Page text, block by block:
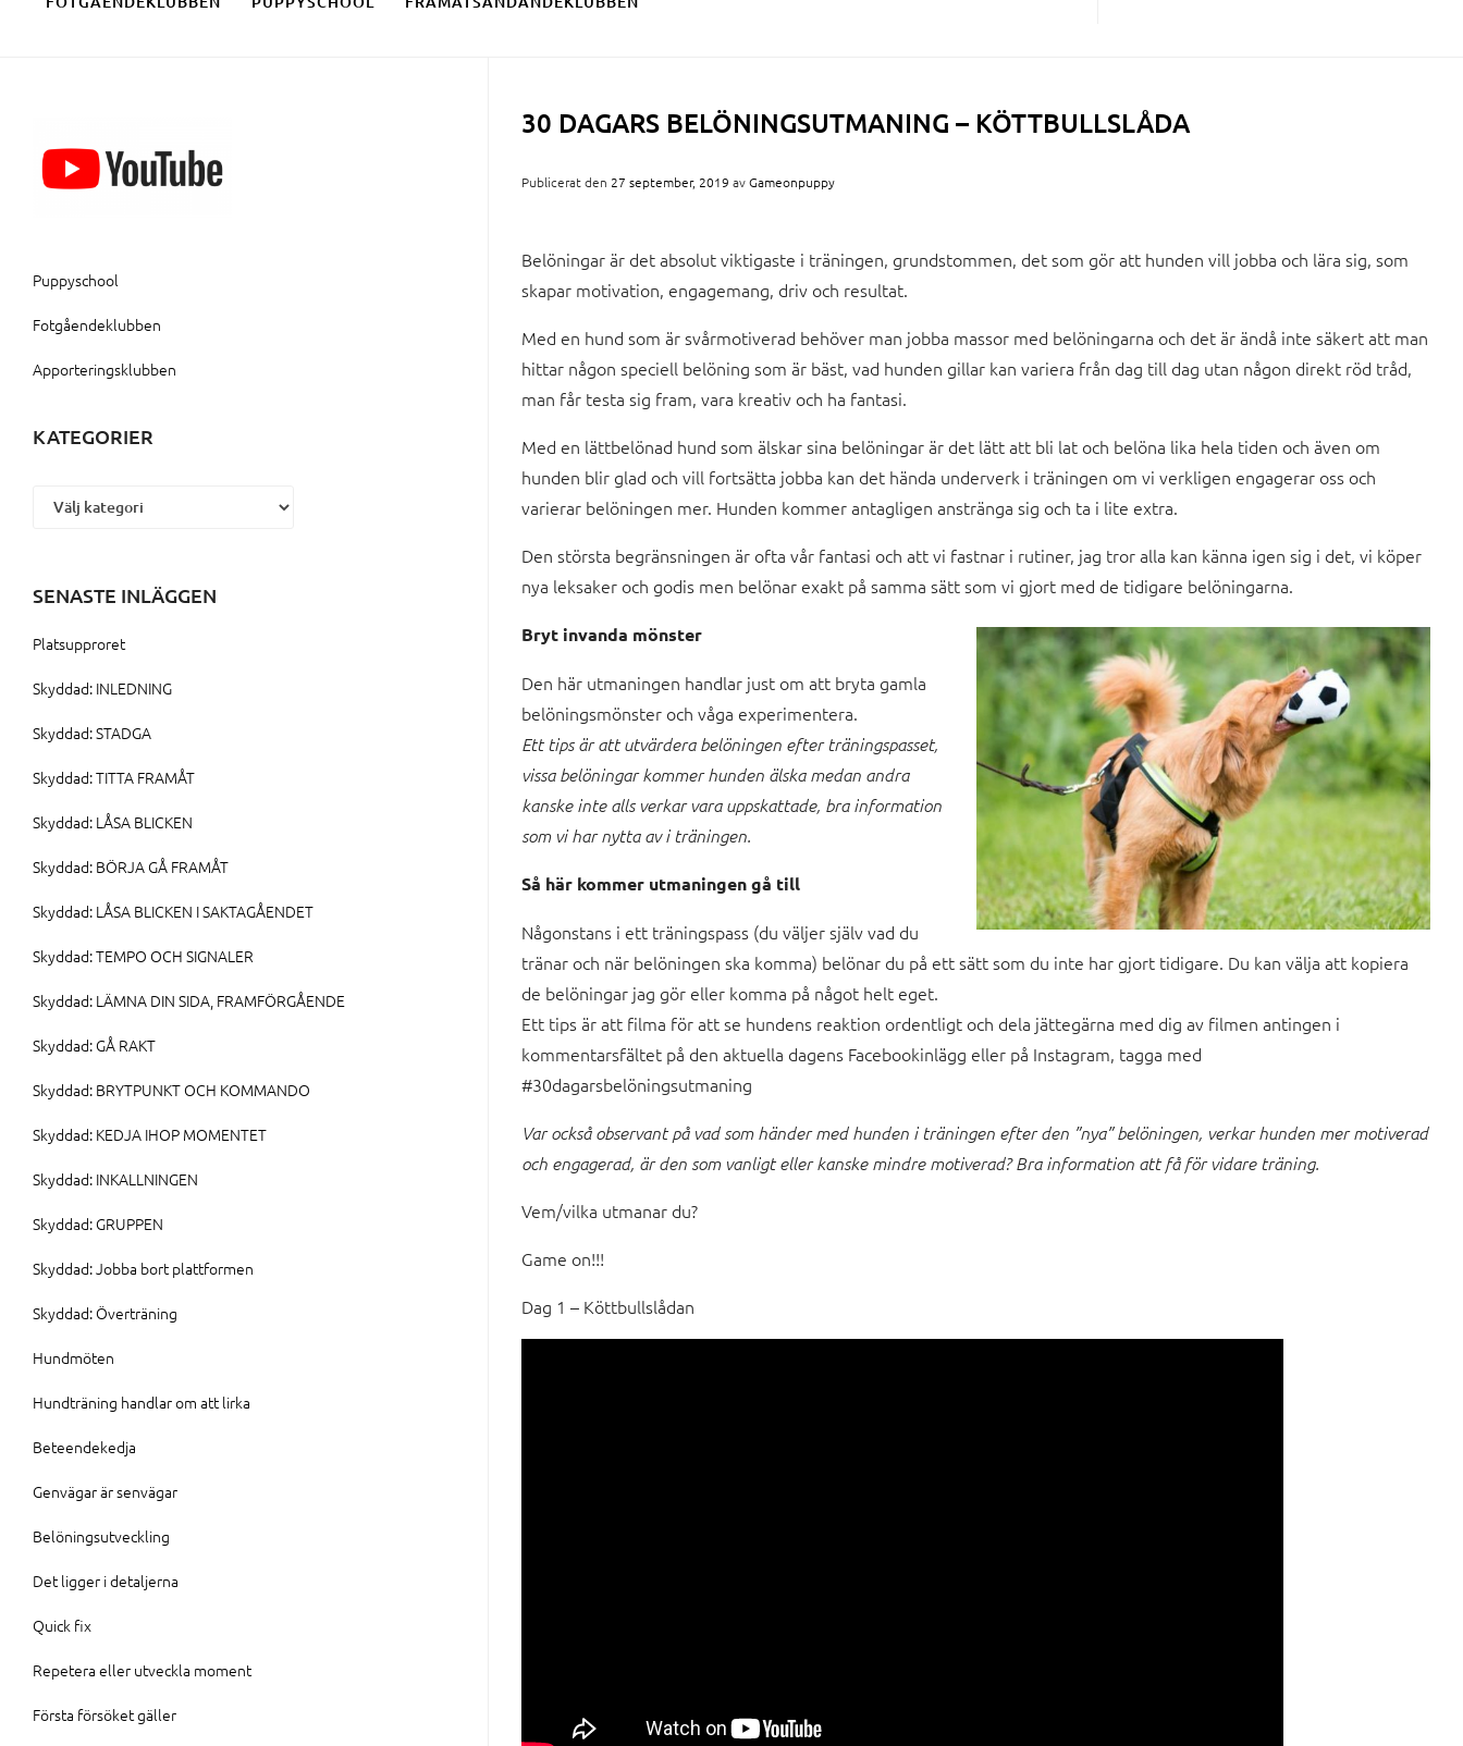
30 DAGARS BELÖNINGSUTMANING – KÖTTBULLSLÅDA
Publicerat den 27 september, 2019 avGameonpuppy
Belöningar är det absolut viktigaste i träningen, grundstommen, det som gör att hunden vill jobba och lära sig, som
skapar motivation, engagemang, driv och resultat.
Med en hund som är svårmotiverad behöver man jobba massor med belöningarna och det är ändå inte säkert att man
hittar någon speciell belöning som är bäst, vad hunden gillar kan variera från dag till dag utan någon direkt röd tråd,
man får testa sig fram, vara kreativ och ha fantasi.
Med en lättbelönad hund som älskar sina belöningar är det lätt att bli lat och belöna lika hela tiden och även om
hunden blir glad och vill fortsätta jobba kan det hända underverk i träningen om vi verkligen engagerar oss och
varierar belöningen mer. Hunden kommer antagligen anstränga sig och ta i lite extra.
Den största begränsningen är ofta vår fantasi och att vi fastnar i rutiner, jag tror alla kan känna igen sig i det, vi köper
nya leksaker och godis men belönar exakt på samma sätt som vi gjort med de tidigare belöningarna.
Bryt invanda mönster
Den här utmaningen handlar just om att bryta gamla
belöningsmönster och våga experimentera.
Ett tips är att utvärdera belöningen efter träningspasset,
vissa belöningar kommer hunden älska medan andra
kanske inte alls verkar vara uppskattade, bra information
som vi har nytta av i träningen.
Så här kommer utmaningen gå till
Någonstans i ett träningspass (du väljer själv vad du
tränar och när belöningen ska komma) belönar du på ett sätt som du inte har gjort tidigare. Du kan välja att kopiera
de belöningar jag gör eller komma på något helt eget.
Ett tips är att filma för att se hundens reaktion ordentligt och dela jättegärna med dig av filmen antingen i
kommentarsfältet på den aktuella dagens Facebookinlägg eller på Instagram, tagga med
#30dagarsbelöningsutmaning
Var också observant på vad som händer med hunden i träningen efter den ”nya” belöningen, verkar hunden mer motiverad
och engagerad, är den som vanligt eller kanske mindre motiverad? Bra information att få för vidare träning.
Vem/vilka utmanar du?
Game on!!!
Dag 1 – Köttbullslådan
Puppyschool
Fotgåendeklubben
Apporteringsklubben
KATEGORIER
SENASTE INLÄGGEN
Platsupproret
Skyddad: INLEDNING
Skyddad: STADGA
Skyddad: TITTA FRAMÅT
Skyddad: LÅSA BLICKEN
Skyddad: BÖRJA GÅ FRAMÅT
Skyddad: LÅSA BLICKEN I SAKTAGÅENDET
Skyddad: TEMPO OCH SIGNALER
Skyddad: LÄMNA DIN SIDA, FRAMFÖRGÅENDE
Skyddad: GÅ RAKT
Skyddad: BRYTPUNKT OCH KOMMANDO
Skyddad: KEDJA IHOP MOMENTET
Skyddad: INKALLNINGEN
Skyddad: GRUPPEN
Skyddad: Jobba bort plattformen
Skyddad: Överträning
Hundmöten
Hundträning handlar om att lirka
Beteendekedja
Genvägar är senvägar
Belöningsutveckling
Det ligger i detaljerna
Quick fix
Repetera eller utveckla moment
Första försöket gäller